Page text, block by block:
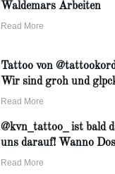
Waldemars Arbeiten
Read More
Tattoo von
Wir sind groh und
Read More
@kvn_tattoo_ ist bald
uns darauf! Wanno
Read More